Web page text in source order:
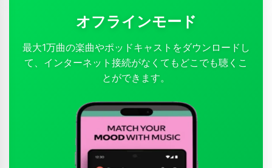
オフラインモード
最大1万曲の楽曲やポッドキャストをダウンロードし
て、インターネット接続がなくてもどこでも聴くこ
とができます。